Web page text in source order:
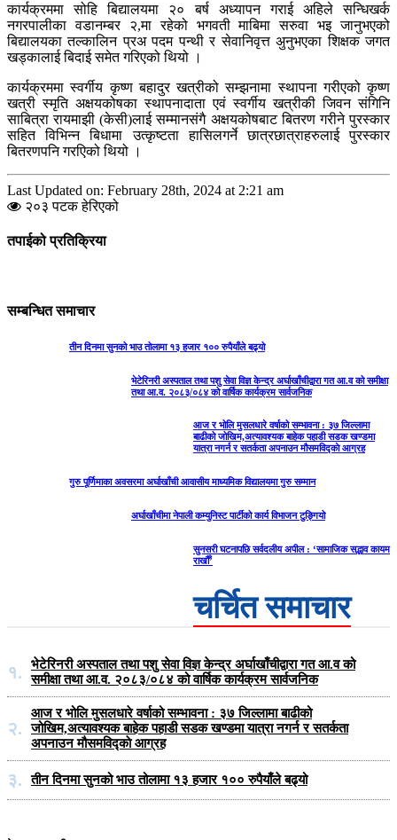
कार्यक्रममा सोहि बिद्यालयमा २० बर्ष अध्यापन गराई अहिले सन्धिखर्क
नगरपालीका वडानम्बर २,मा रहेको भगवती माबिमा सरुवा भइ जानुभएको
बिद्यालयका तल्कालिन प्रअ पदम पन्थी र सेवानिवृत्त अुनुभएका शिक्षक जगत
खड्कालाई बिदाई समेत गरिएको थियो ।
कार्यक्रममा स्वर्गीय कृष्ण बहादुर खत्रीको सम्झनामा स्थापना गरीएको कृष्ण
खत्री स्मृति अक्षयकोषका स्थापनादाता एवं स्वर्गीय खत्रीकी जिवन संगिनि
साबित्रा रायमाझी (केसी)लाई सम्मानसंगै अक्षयकोषबाट बितरण गरीने पुरस्कार
सहित विभिन्न बिधामा उत्कृष्टता हासिलगर्ने छात्रछात्राहरुलाई पुरस्कार
बितरणपनि गरएिको थियो ।
Last Updated on: February 28th, 2024 at 2:21 am
२०३ पटक हेरिएको
तपाईको प्रतिक्रिया
सम्बन्धित समाचार
तीन दिनमा सुनको भाउ तोलामा १३ हजार १०० रुपैयाँले बढ्यो
भेटेरिनरी अस्पताल तथा पशु सेवा विज्ञ केन्द्र अर्घाखाँचीद्वारा गत आ.व को समीक्षा
तथा आ.व. २०८३/०८४ को वार्षिक कार्यक्रम सार्वजनिक
आज र भोलि मुसलधारे वर्षाको सम्भावना : ३७ जिल्लामा
बाढीको जोखिम,अत्यावश्यक बाहेक पहाडी सडक खण्डमा
यात्रा नगर्न र सतर्कता अपनाउन मौसमविद्काे आग्रह
गुरु पूर्णिमाका अवसरमा अर्घाखाँची आवासीय माध्यमिक विद्यालयमा गुरु सम्मान
अर्घाखाँचीमा नेपाली कम्युनिस्ट पार्टीको कार्य विभाजन टुङ्गियो
सुनसरी घटनापछि सर्वदलीय अपील : ‘सामाजिक सद्भाव कायम
राखौँ’
चर्चित समाचार
१.
भेटेरिनरी अस्पताल तथा पशु सेवा विज्ञ केन्द्र अर्घाखाँचीद्वारा गत आ.व को
समीक्षा तथा आ.व. २०८३/०८४ को वार्षिक कार्यक्रम सार्वजनिक
२.
आज र भोलि मुसलधारे वर्षाको सम्भावना : ३७ जिल्लामा बाढीको
जोखिम,अत्यावश्यक बाहेक पहाडी सडक खण्डमा यात्रा नगर्न र सतर्कता
अपनाउन मौसमविद्काे आग्रह
३. तीन दिनमा सुनको भाउ तोलामा १३ हजार १०० रुपैयाँले बढ्यो